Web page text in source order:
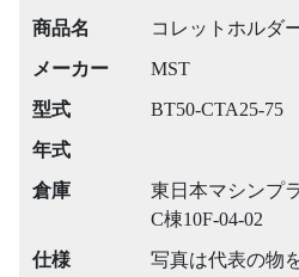
商品名
コレットホルダ
メーカー
MST
型式
BT50-CTA25-75
年式
倉庫
東日本マシンプ
C棟10F-04-02
仕様
写真は代表の物